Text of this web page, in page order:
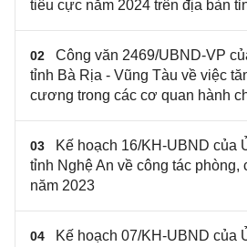
tiêu cực năm 2024 trên địa bàn
02
Công văn 2469/UBND-VP
tỉnh Bà Rịa - Vũng Tàu về việc
cương trong các cơ quan hành
03
Kế hoạch 16/KH-UBND của
tỉnh Nghệ An về công tác phòng,
năm 2023
04
Kế hoạch 07/KH-UBND của